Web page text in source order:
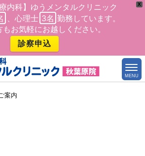
X
内科】ゆうメンタルクリニック
、心理士 3名 勤務しています。
お気軽にお越しください。
診察申込
MENU
案内